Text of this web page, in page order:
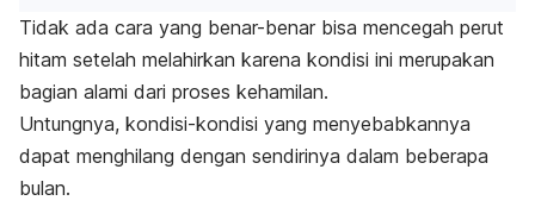
Tidak ada cara yang benar-benar bisa mencegah perut
hitam setelah melahirkan karena kondisi ini merupakan
bagian alami dari proses kehamilan.
Untungnya, kondisi-kondisi yang menyebabkannya
dapat menghilang dengan sendirinya dalam beberapa
bulan.